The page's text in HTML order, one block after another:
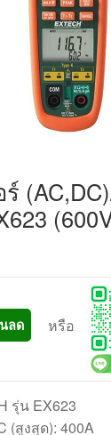
ลด หรือ
รุ่น EX623
(สูงสุด): 400A